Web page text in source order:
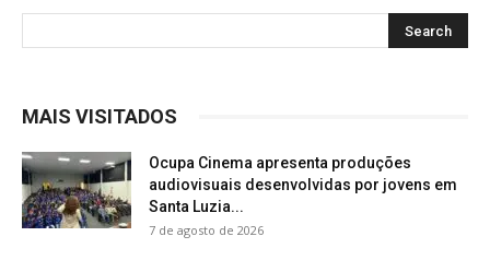
MAIS VISITADOS
Ocupa Cinema apresenta produções
audiovisuais desenvolvidas por jovens em
Santa Luzia...
7 de agosto de 2026